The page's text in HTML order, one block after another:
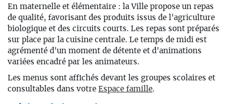
En maternelle et élémentaire : la Ville propose un repas
de qualité, favorisant des produits issus de l'agriculture
biologique et des circuits courts. Les repas sont préparés
sur place par la cuisine centrale. Le temps de midi est
agrémenté d'un moment de détente et d'animations
variées encadré par les animateurs.
Les menus sont affichés devant les groupes scolaires et
consultables dans votre Espace famille.